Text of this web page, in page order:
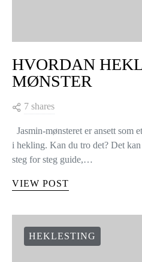
HVORDAN
MØNSTER
7 shares
Jasmin-mønsteret er ansett som
i hekling. Kan du tro det? Det
steg for steg guide,…
VIEW POST
HEKLESTING